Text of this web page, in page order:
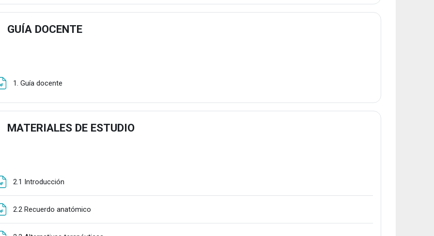
GUÍA DOCENTE
1. Guía docente
MATERIALES DE ESTUDIO
2.1 Introducción
2.2 Recuerdo anatómico